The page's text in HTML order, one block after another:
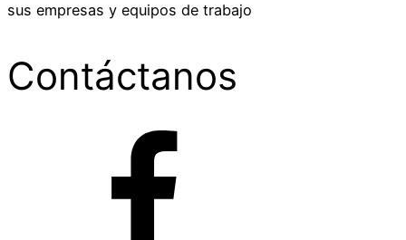
sus empresas y equipos de trabajo
Contáctanos